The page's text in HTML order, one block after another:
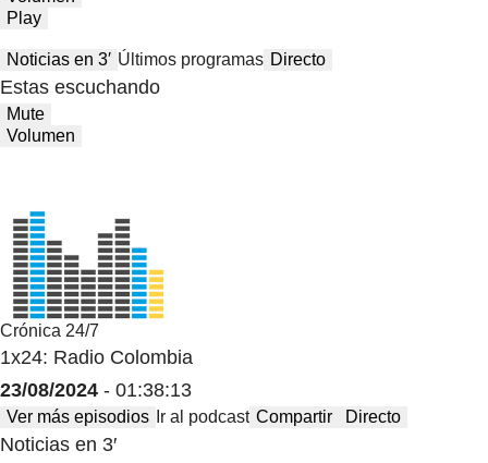
Play
Noticias en 3′ Últimos programas Directo
Estas escuchando
Mute
Volumen
Crónica 24/7
1x24: Radio Colombia
23/08/2024 - 01:38:13
Ver más episodios Ir al podcast Compartir Directo
Noticias en 3′